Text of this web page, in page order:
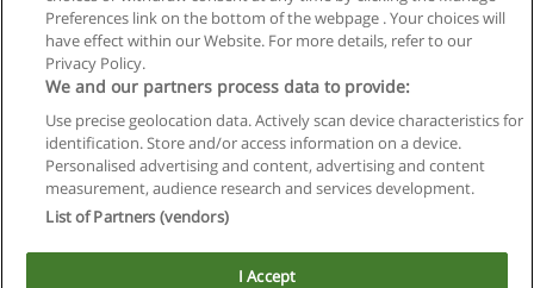
Privacidad de datos
Contactar con Educaedu
Copyright © Educaedu Business S.L. - CIF : B-95610580: -
Preferences link on the bottom of the webpage . Your choices will
have effect within our Website. For more details, refer to our
Privacy Policy.
We and our partners process data to provide:
Use precise geolocation data. Actively scan device characteristics for
identification. Store and/or access information on a device.
Personalised advertising and content, advertising and content
measurement, audience research and services development.
List of Partners (vendors)
I Accept